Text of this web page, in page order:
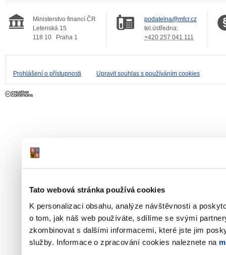
Tato webová stránka používá cookies
K personalizaci obsahu, analýze návštěvnosti a
o tom, jak náš web používáte, sdílíme se svými
zkombinovat s dalšími informacemi, které jste jim
služby. Informace o zpracování cookies naleznete na
Ministerstvo financí ČR
Letenská 15
118 10
Praha 1
podatelna@mfcr.cz
tel.ústředna:
+420 257 041 111
Prohlášení o přístupnosti Upravit souhlas s používáním cookies